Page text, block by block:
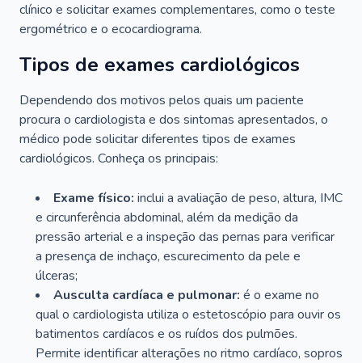
clínico e solicitar exames complementares, como o teste
ergométrico e o ecocardiograma.
Tipos de exames cardiológicos
Dependendo dos motivos pelos quais um paciente
procura o cardiologista e dos sintomas apresentados, o
médico pode solicitar diferentes tipos de exames
cardiológicos. Conheça os principais:
Exame físico: inclui a avaliação de peso, altura, IMC
e circunferência abdominal, além da medição da
pressão arterial e a inspeção das pernas para verificar
a presença de inchaço, escurecimento da pele e
úlceras;
Ausculta cardíaca e pulmonar: é o exame no
qual o cardiologista utiliza o estetoscópio para ouvir os
batimentos cardíacos e os ruídos dos pulmões.
Permite identificar alterações no ritmo cardíaco, sopros